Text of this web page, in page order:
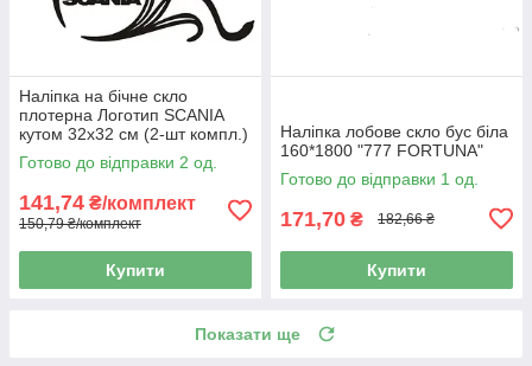
Наліпка на бічне скло
плотерна Логотип SCANIA
кутом 32х32 см (2-шт компл.)
Готово до відправки 2 од.
141,74 ₴/комплект
150,79 ₴/комплект
Купити
Наліпка лобове скло бус біла
160*1800 "777 FORTUNA"
Готово до відправки 1 од.
171,70 ₴ 182,66 ₴
Купити
Показати ще